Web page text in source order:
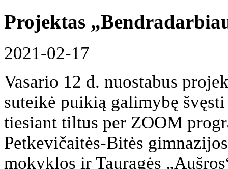
Projektas
2021-02-17
Vasario 12 d. nuostabus
suteikė puikią galimybę
tiesiant tiltus per ZOOM
Petkevičaitės-Bitės
mokyklos ir Tauragės